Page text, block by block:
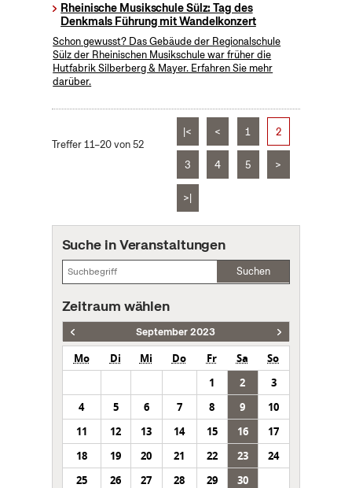
Rheinische Musikschule Sülz: Tag des
Denkmals Führung mit Wandelkonzert
Schon gewusst? Das Gebäude der Regionalschule
Sülz der Rheinischen Musikschule war früher die
Hutfabrik Silberberg & Mayer. Erfahren Sie mehr
darüber.
Treffer 11–20 von 52
|< < 1 2
3 4 5 >
>|
Suche in Veranstaltungen
Suchen
Zeitraum wählen
September 2023
Mo Di Mi Do Fr Sa
So
1
2
3
4
5 6 7 8 9
10
11
12 13 14 15 16
17
18
19 20 21 22 23
24
25
26 27 28 29 30